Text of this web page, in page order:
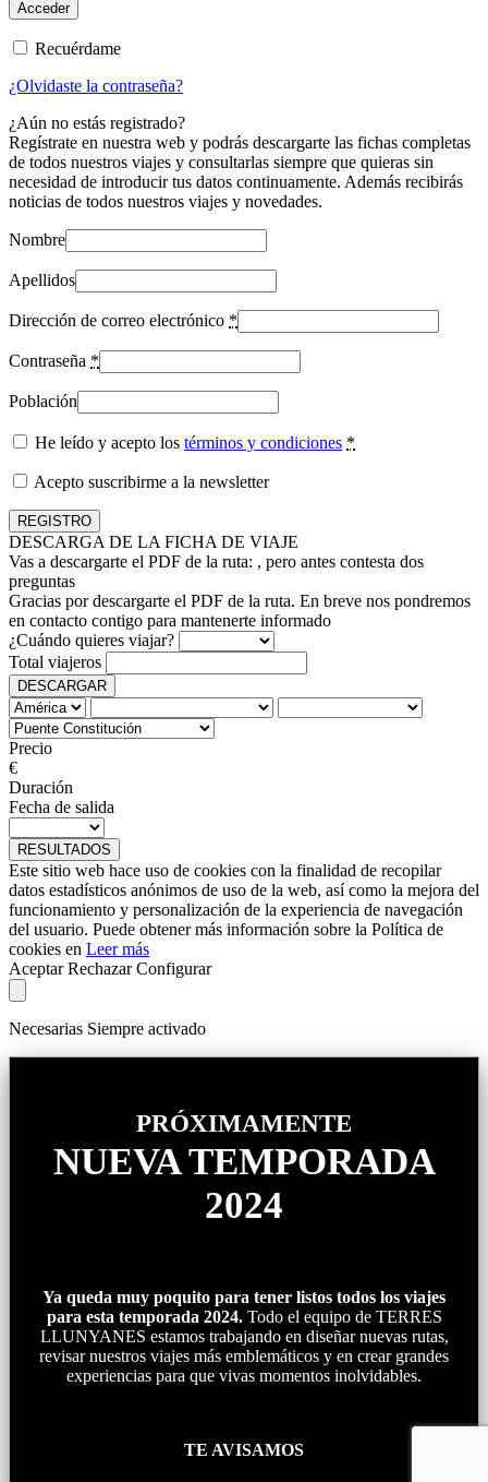
Recuérdame
¿Olvidaste la contraseña?
¿Aún no estás registrado?
Regístrate en nuestra web y podrás descargarte las fichas completas
de todos nuestros viajes y consultarlas siempre que quieras sin
necesidad de introducir tus datos continuamente. Además recibirás
noticias de todos nuestros viajes y novedades.
Nombre
Apellidos
Dirección de correo electrónico *
Contraseña *
Población
He leído y acepto los términos y condiciones *
Acepto suscribirme a la newsletter
DESCARGA DE LA FICHA DE VIAJE
Vas a descargarte el PDF de la ruta: , pero antes contesta dos
preguntas
Gracias por descargarte el PDF de la ruta. En breve nos pondremos
en contacto contigo para mantenerte informado
¿Cuándo quieres viajar?
Total viajeros
DESCARGAR
Precio
€
Duración
Fecha de salida
RESULTADOS
Este sitio web hace uso de cookies con la finalidad de recopilar
datos estadísticos anónimos de uso de la web, así como la mejora del
funcionamiento y personalización de la experiencia de navegación
del usuario. Puede obtener más información sobre la Política de
cookies en Leer más
Aceptar Rechazar Configurar
Necesarias Siempre activado
PRÓXIMAMENTE
NUEVA TEMPORADA
2024
Ya queda muy poquito para tener listos todos los viajes
para esta temporada 2024.Todo el equipo de TERRES
LLUNYANES estamos trabajando en diseñar nuevas rutas,
revisar nuestros viajes más emblemáticos y en crear grandes
experiencias para que vivas momentos inolvidables.
TE AVISAMOS